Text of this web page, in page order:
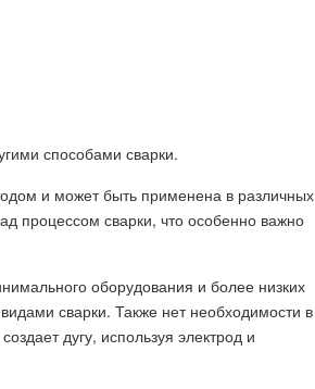
способами сварки.
и может быть применена в различных
процессом сварки, что особенно важно
оборудования и более низких
сварки. Также нет необходимости в
дугу, используя электрод и